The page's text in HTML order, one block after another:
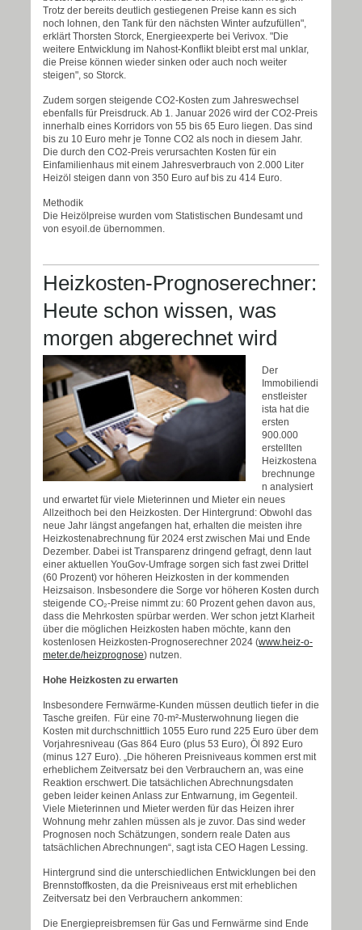
Trotz der bereits deutlich gestiegenen Preise kann es sich
noch lohnen, den Tank für den nächsten Winter aufzufüllen",
erklärt Thorsten Storck, Energieexperte bei Verivox. "Die
weitere Entwicklung im Nahost-Konflikt bleibt erst mal unklar,
die Preise können wieder sinken oder auch noch weiter
steigen", so Storck.
Zudem sorgen steigende CO2-Kosten zum Jahreswechsel
ebenfalls für Preisdruck. Ab 1. Januar 2026 wird der CO2-Preis
innerhalb eines Korridors von 55 bis 65 Euro liegen. Das sind
bis zu 10 Euro mehr je Tonne CO2 als noch in diesem Jahr.
Die durch den CO2-Preis verursachten Kosten für ein
Einfamilienhaus mit einem Jahresverbrauch von 2.000 Liter
Heizöl steigen dann von 350 Euro auf bis zu 414 Euro.
Methodik
Die Heizölpreise wurden vom Statistischen Bundesamt und
von esyoil.de übernommen.
Heizkosten-Prognoserechner:
Heute schon wissen, was
morgen abgerechnet wird
Der
Immobiliendi
enstleister
ista hat die
ersten
900.000
erstellten
Heizkostena
brechnunge
n analysiert
und erwartet für viele Mieterinnen und Mieter ein neues
Allzeithoch bei den Heizkosten. Der Hintergrund: Obwohl das
neue Jahr längst angefangen hat, erhalten die meisten ihre
Heizkostenabrechnung für 2024 erst zwischen Mai und Ende
Dezember. Dabei ist Transparenz dringend gefragt, denn laut
einer aktuellen YouGov-Umfrage sorgen sich fast zwei Drittel
(60 Prozent) vor höheren Heizkosten in der kommenden
Heizsaison. Insbesondere die Sorge vor höheren Kosten durch
steigende CO₂-Preise nimmt zu: 60 Prozent gehen davon aus,
dass die Mehrkosten spürbar werden. Wer schon jetzt Klarheit
über die möglichen Heizkosten haben möchte, kann den
kostenlosen Heizkosten-Prognoserechner 2024 (www.heiz-o-
meter.de/heizprognose) nutzen.
Hohe Heizkosten zu erwarten
Insbesondere Fernwärme-Kunden müssen deutlich tiefer in die
Tasche greifen. Für eine 70-m²-Musterwohnung liegen die
Kosten mit durchschnittlich 1055 Euro rund 225 Euro über dem
Vorjahresniveau (Gas 864 Euro (plus 53 Euro), Ö l 892 Euro
(minus 127 Euro). „Die höheren Preisniveaus kommen erst mit
erheblichem Zeitversatz bei den Verbrauchern an, was eine
Reaktion erschwert. Die tatsächlichen Abrechnungsdaten
geben leider keinen Anlass zur Entwarnung, im Gegenteil.
Viele Mieterinnen und Mieter werden für das Heizen ihrer
Wohnung mehr zahlen müssen als je zuvor. Das sind weder
Prognosen noch Schätzungen, sondern reale Daten aus
tatsächlichen Abrechnungen“, sagt ista CEO Hagen Lessing.
Hintergrund sind die unterschiedlichen Entwicklungen bei den
Brennstoffkosten, da die Preisniveaus erst mit erheblichen
Zeitversatz bei den Verbrauchern ankommen:
Die Energiepreisbremsen für Gas und Fernwärme sind Ende